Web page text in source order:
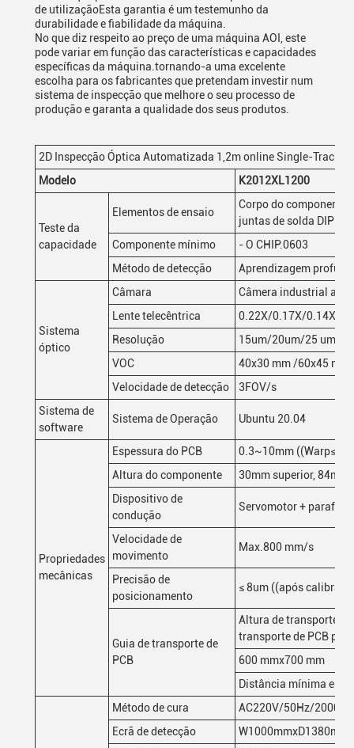
de utilizaçãoEsta garantia é um testemunho da
durabilidade e fiabilidade da máquina.
No que diz respeito ao preço de uma máquina AOI, este
pode variar em função das características e capacidades
específicas da máquina.tornando-a uma excelente
escolha para os fabricantes que pretendam investir num
sistema de inspecção que melhore o seu processo de
produção e garanta a qualidade dos seus produtos.
2D Inspecção Óptica Automatizada 1,2m online Single-Track
Modelo
K2012XL1200
Teste da
capacidade
Elementos de ensaio
Corpo do componente
juntas de solda DIP
Componente mínimo
- O CHIP.0603
Método de detecção
Aprendizagem
Sistema
óptico
Câmara
Câmera industrial a
Lente telecêntrica
0.22X/0.17X/0.14X
Resolução
15um/20um/25 um
VOC
40x30 mm /60x45 mm
Velocidade de detecção
3FOV/s
Sistema de
software
Sistema de Operação Ubuntu 20.04
Propriedades
mecânicas
Espessura do PCB
0.3~10mm
Altura do componente
30mm superior,
Dispositivo de
condução
Servomotor +
Velocidade de
movimento
Max.800 mm/s
Precisão de
posicionamento
≤ 8um ((após
Guia de transporte de
PCB
Altura de transporte
transporte de PCB por
600 mmx700 mm
Distância mínima
Método de cura
AC220V/50Hz/2000W
Ecrã de detecção